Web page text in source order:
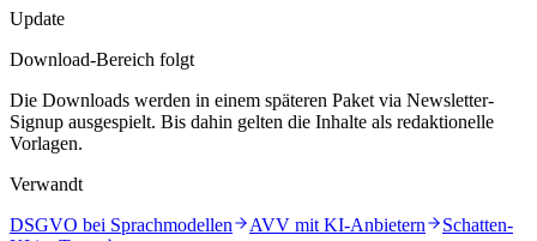
Update
Download-Bereich folgt
Die Downloads werden in einem späteren Paket via Newsletter-
Signup ausgespielt. Bis dahin gelten die Inhalte als redaktionelle
Vorlagen.
Verwandt
DSGVO bei Sprachmodellen
AVV mit KI-Anbietern
Schatten-